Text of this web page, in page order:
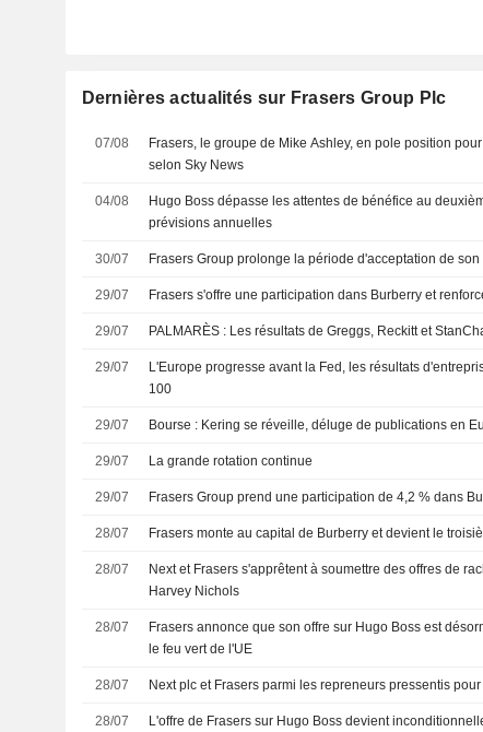
Dernières actualités sur Frasers Group Plc
07/08
Frasers, le groupe de Mike Ashley, en pole position
selon Sky News
04/08
Hugo Boss dépasse les attentes de bénéfice au
prévisions annuelles
30/07 Frasers Group prolonge la période d'acceptation de
29/07 Frasers s'offre une participation dans Burberry et
29/07 PALMARÈS : Les résultats de Greggs, Reckitt et
29/07
L'Europe progresse avant la Fed, les résultats
100
29/07 Bourse : Kering se réveille, déluge de publications en
29/07 La grande rotation continue
29/07 Frasers Group prend une participation de 4,2 % dans
28/07 Frasers monte au capital de Burberry et devient le
28/07
Next et Frasers s'apprêtent à soumettre des offres de
Harvey Nichols
28/07
Frasers annonce que son offre sur Hugo Boss est
le feu vert de l'UE
28/07 Next plc et Frasers parmi les repreneurs pressentis
28/07 L'offre de Frasers sur Hugo Boss devient